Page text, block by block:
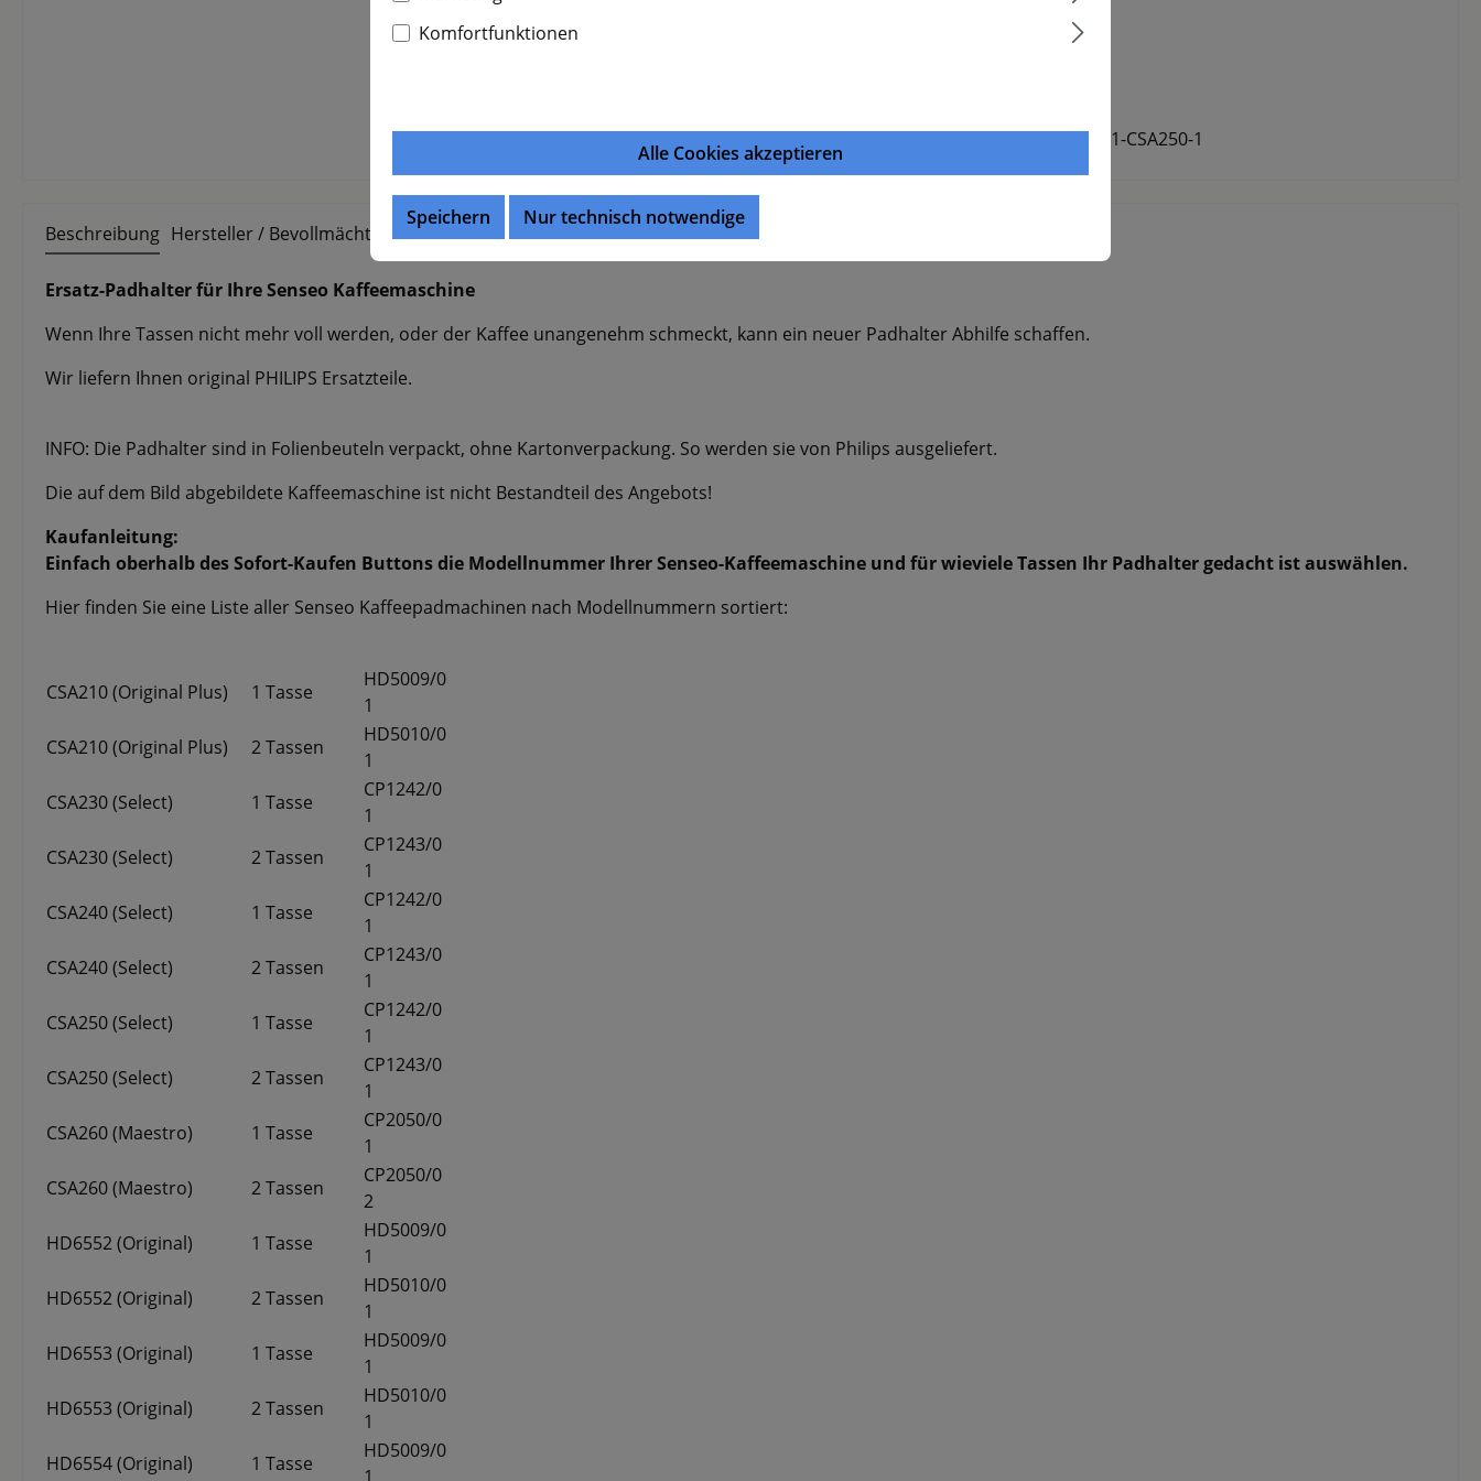
Produktnummer:CP1242/01-CSA250-1
Beschreibung Hersteller / Bevollmächtigter
Ersatz-Padhalter für Ihre Senseo Kaffeemaschine
Wenn Ihre Tassen nicht mehr voll werden, oder der Kaffee unangenehm schmeckt, kann ein neuer Padhalter Abhilfe schaffen.
Wir liefern Ihnen original PHILIPS Ersatzteile.
INFO: Die Padhalter sind in Folienbeuteln verpackt, ohne Kartonverpackung. So werden sie von Philips ausgeliefert.
Die auf dem Bild abgebildete Kaffeemaschine ist nicht Bestandteil des Angebots!
Kaufanleitung:
Einfach oberhalb des Sofort-Kaufen Buttons die Modellnummer Ihrer Senseo-Kaffeemaschine und für wieviele Tassen Ihr Padhalter gedacht ist auswählen.
Hier finden Sie eine Liste aller Senseo Kaffeepadmachinen nach Modellnummern sortiert:
CSA210 (Original Plus) 1 Tasse
HD5009/0
1
CSA210 (Original Plus)
2 Tassen
HD5010/0
1
CSA230 (Select)
1 Tasse
CP1242/0
1
CSA230 (Select)
2 Tassen
CP1243/0
1
CSA240 (Select)
1 Tasse
CP1242/0
1
CSA240 (Select)
2 Tassen
CP1243/0
1
CSA250 (Select)
1 Tasse
CP1242/0
1
CSA250 (Select)
2 Tassen
CP1243/0
1
CSA260 (Maestro)
1 Tasse
CP2050/0
1
CSA260 (Maestro)
2 Tassen
CP2050/0
2
HD6552 (Original)
1 Tasse
HD5009/0
1
HD6552 (Original)
2 Tassen
HD5010/0
1
HD6553 (Original)
1 Tasse
HD5009/0
1
HD6553 (Original)
2 Tassen
HD5010/0
1
HD6554 (Original)
1 Tasse
HD5009/0
Komfortfunktionen
Alle Cookies akzeptieren
Speichern Nur technisch notwendige